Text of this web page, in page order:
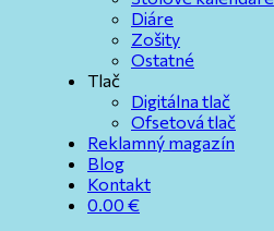
Diáre
Zošity
Ostatné
Tlač
Digitálna tlač
Ofsetová tlač
Reklamný magazín
Blog
Kontakt
0.00 €